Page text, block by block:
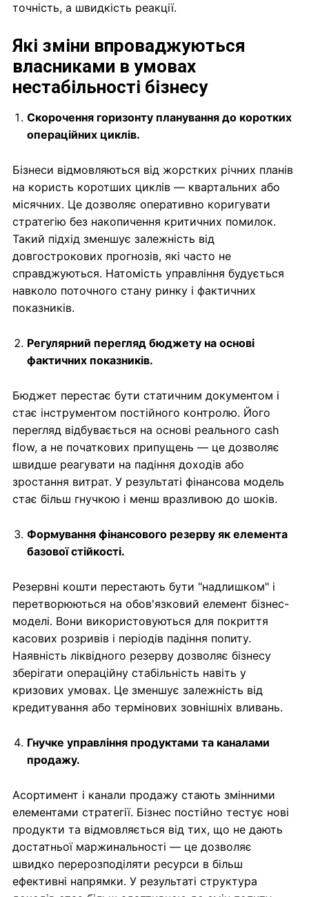
точність, а швидкість реакції.
Які зміни впроваджуються
власниками в умовах
нестабільності бізнесу
Скорочення горизонту планування до коротких
операційних циклів.
Бізнеси відмовляються від жорстких річних планів
на користь коротших циклів — квартальних або
місячних. Це дозволяє оперативно коригувати
стратегію без накопичення критичних помилок.
Такий підхід зменшує залежність від
довгострокових прогнозів, які часто не
справджуються. Натомість управління будується
навколо поточного стану ринку і фактичних
показників.
Регулярний перегляд бюджету на основі
фактичних показників.
Бюджет перестає бути статичним документом і
стає інструментом постійного контролю. Його
перегляд відбувається на основі реального cash
flow, а не початкових припущень — це дозволяє
швидше реагувати на падіння доходів або
зростання витрат. У результаті фінансова модель
стає більш гнучкою і менш вразливою до шоків.
Формування фінансового резерву як елемента
базової стійкості.
Резервні кошти перестають бути "надлишком" і
перетворюються на обов'язковий елемент бізнес-
моделі. Вони використовуються для покриття
касових розривів і періодів падіння попиту.
Наявність ліквідного резерву дозволяє бізнесу
зберігати операційну стабільність навіть у
кризових умовах. Це зменшує залежність від
кредитування або термінових зовнішніх вливань.
Гнучке управління продуктами та каналами
продажу.
Асортимент і канали продажу стають змінними
елементами стратегії. Бізнес постійно тестує нові
продукти та відмовляється від тих, що не дають
достатньої маржинальності — це дозволяє
швидко перерозподіляти ресурси в більш
ефективні напрямки. У результаті структура